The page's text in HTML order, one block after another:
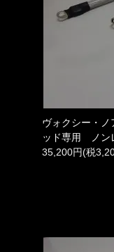
ヴォクシー・
ッド専用 ノン
35,200円(税